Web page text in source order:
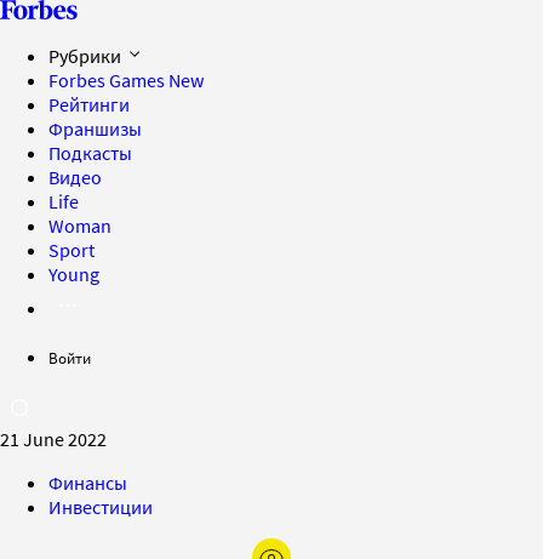
Рубрики
Forbes Games New
Рейтинги
Франшизы
Подкасты
Видео
Life
Woman
Sport
Young
Войти
21 June 2022
Финансы
Инвестиции